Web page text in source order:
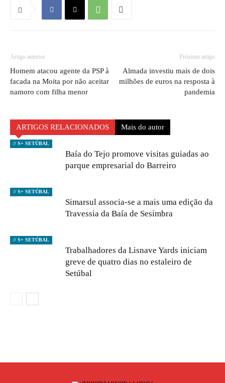
Artigo anterior
Homem atacou agente da PSP à
facada na Moita por não aceitar
namoro com filha menor
Próximo artigo
Almada investiu mais de dois
milhões de euros na resposta à
pandemia
ARTIGOS RELACIONADOS Mais do autor
// S+ SETÚBAL
Baía do Tejo promove visitas guiadas ao
parque empresarial do Barreiro
// S+ SETÚBAL
Simarsul associa-se a mais uma edição da
Travessia da Baía de Sesimbra
// S+ SETÚBAL
Trabalhadores da Lisnave Yards iniciam
greve de quatro dias no estaleiro de
Setúbal